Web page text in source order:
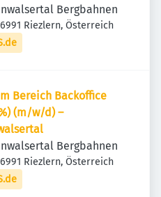
Bergbahnen
Riezlern, Österreich
Bereich Backoffice
(m/w/d) –
Bergbahnen
Riezlern, Österreich